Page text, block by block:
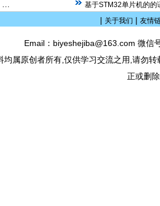
基于STM32单片机的的
| 关于我们 | 友情
Email：biyeshejiba@163.com 微
均属原创者所有,仅供学习交流之用,请勿
正或删